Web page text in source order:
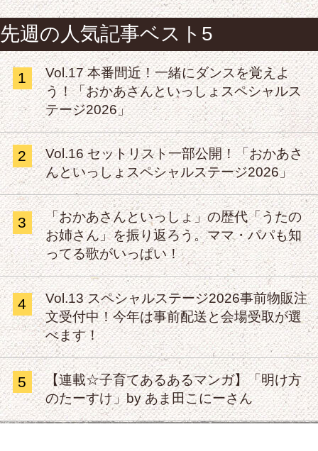
先週の人気記事ベスト5
1
Vol.17 本番間近！一緒にダンスを覚えよ
う！「おかあさんといっしょスペシャルス
テージ2026」
2
Vol.16 セットリスト一部公開！「おかあさ
んといっしょスペシャルステージ2026」
3
「おかあさんといっしょ」の歴代「うたの
お姉さん」を振り返ろう。ママ・パパも知
ってる歌がいっぱい！
4
Vol.13 スペシャルステージ2026事前物販注
文受付中！今年は事前配送と会場受取が選
べます！
5
【連載☆子育てあるあるマンガ】「明け方
のたーすけ」by あま田こにーさん